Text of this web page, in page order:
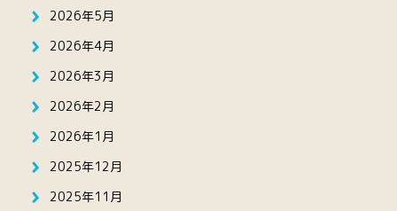
2026年5月
2026年4月
2026年3月
2026年2月
2026年1月
2025年12月
2025年11月